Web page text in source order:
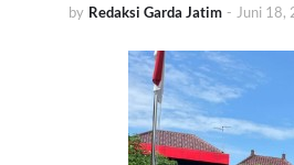
by Redaksi Garda Jatim - Juni 18,